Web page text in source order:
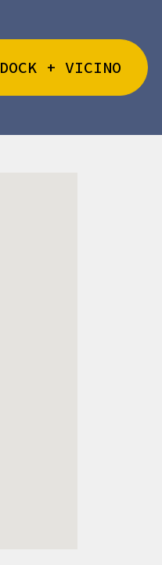
+ VICINO